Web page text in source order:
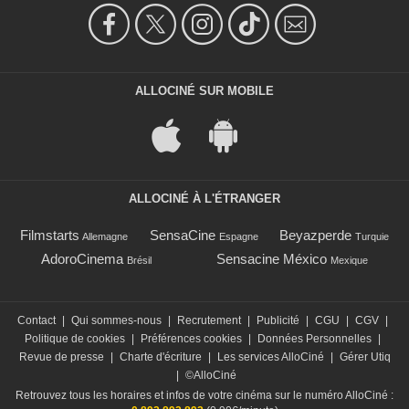
ALLOCINÉ SUR MOBILE
ALLOCINÉ À L'ÉTRANGER
Filmstarts Allemagne SensaCine Espagne Beyazperde Turquie
AdoroCinema Brésil Sensacine México Mexique
Contact Qui sommes-nous Recrutement Publicité CGU CGV
Politique de cookies
Préférences cookies Données Personnelles
Revue de presse
Charte d'écriture Les services AlloCiné
Gérer Utiq
©AlloCiné
Retrouvez tous les horaires et infos de votre cinéma sur le numéro AlloCiné :